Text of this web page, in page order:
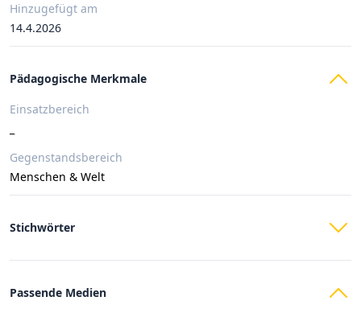
Hinzugefügt am
14.4.2026
Pädagogische Merkmale
Einsatzbereich
Gegenstandsbereich
Menschen & Welt
Stichwörter
Passende Medien